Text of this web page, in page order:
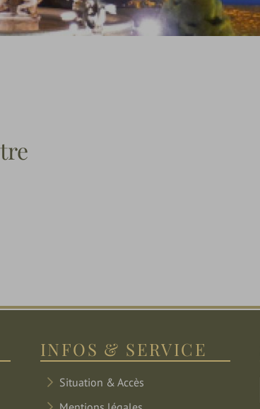
INFOS & SERVICE
Situation & Accès